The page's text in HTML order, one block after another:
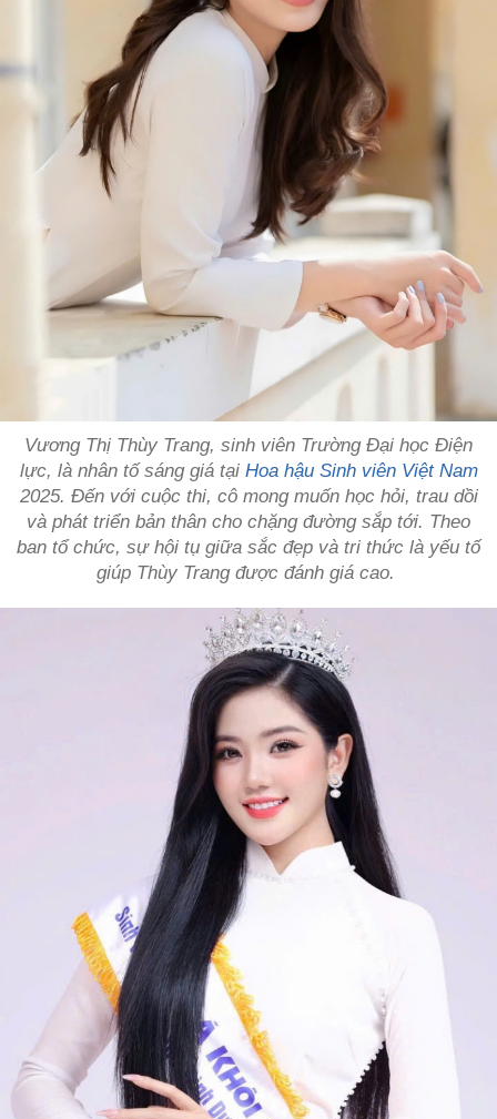
Vương Thị Thùy Trang, sinh viên Trường Đại học Điện
lực, là nhân tố sáng giá tại Hoa hậu Sinh viên Việt Nam
2025. Đến với cuộc thi, cô mong muốn học hỏi, trau dồi
và phát triển bản thân cho chặng đường sắp tới. Theo
ban tổ chức, sự hội tụ giữa sắc đẹp và tri thức là yếu tố
giúp Thùy Trang được đánh giá cao.